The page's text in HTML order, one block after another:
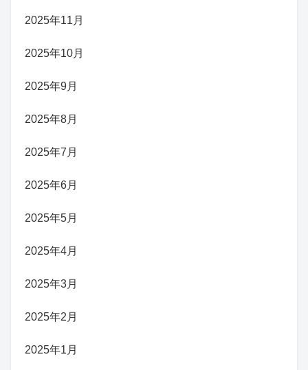
2025年11月
2025年10月
2025年9月
2025年8月
2025年7月
2025年6月
2025年5月
2025年4月
2025年3月
2025年2月
2025年1月